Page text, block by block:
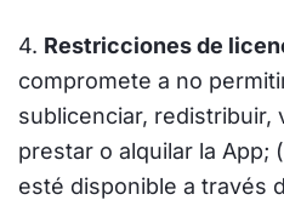
4. Restricciones de
compromete a no
sublicenciar, redistribuir,
prestar o alquilar la App;
esté disponible a través